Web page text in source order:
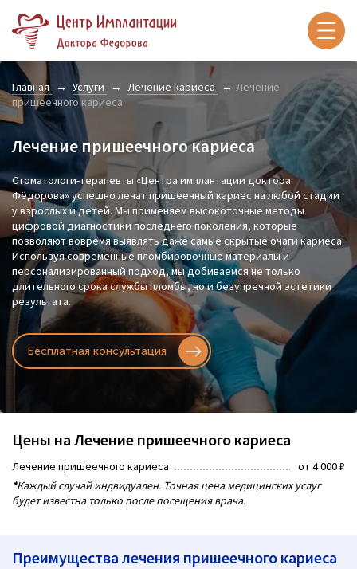
Главная Услуги Лечение кариеса
Лечение
пришеечного кариеса
Лечение пришеечного кариеса
Стоматологи-терапевты «Центра имплантации доктора
Фёдорова» успешно лечат пришеечный кариес на любой стадии
у взрослых и детей. Мы применяем высокоточные методы
цифровой диагностики последнего поколения, которые
позволяют вовремя выявлять даже самые скрытые очаги кариеса.
Используя современные пломбировочные материалы и
персонализированный подход, мы добиваемся не только
длительного срока службы пломбы, но и безупречной эстетики
результата.
Бесплатная консультация
Цены на Лечение пришеечного кариеса
Лечение пришеечного кариеса
от 4 000 ₽
*Каждый случай индвидуален. Точная цена медицинских услуг
будет известна только после посещения врача.
Преимущества лечения пришеечного кариеса